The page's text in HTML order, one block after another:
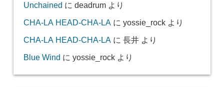
Unchained に deadrumより
CHA-LA HEAD-CHA-LAに yossie_rockより
CHA-LA HEAD-CHA-LAに 長井より
Blue Wind に yossie_rockより